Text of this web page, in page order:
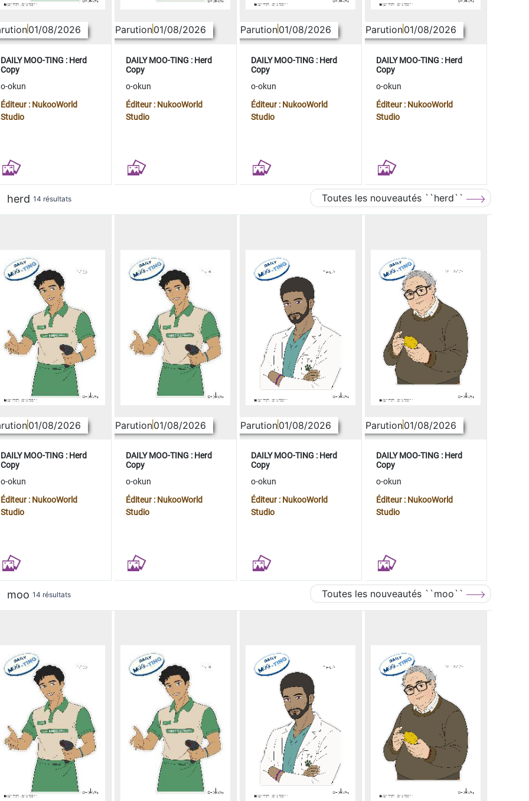
01/08/2026
DAILY MOO-TING : Herd
Copy
o-okun
Éditeur : NukooWorld
Studio
Parution01/08/2026
DAILY MOO-TING : Herd
Copy
o-okun
Éditeur : NukooWorld
Studio
Parution01/08/2026
DAILY MOO-TING : Herd
Copy
o-okun
Éditeur : NukooWorld
Studio
Parution01/08/2026
DAILY MOO-TING : Herd
Copy
o-okun
Éditeur : NukooWorld
Studio
herd 14 résultats Toutes les nouveautés ``herd``
01/08/2026
DAILY MOO-TING : Herd
Copy
o-okun
Éditeur : NukooWorld
Studio
Parution01/08/2026
DAILY MOO-TING : Herd
Copy
o-okun
Éditeur : NukooWorld
Studio
Parution01/08/2026
DAILY MOO-TING : Herd
Copy
o-okun
Éditeur : NukooWorld
Studio
Parution01/08/2026
DAILY MOO-TING : Herd
Copy
o-okun
Éditeur : NukooWorld
Studio
moo 14 résultats Toutes les nouveautés ``moo``